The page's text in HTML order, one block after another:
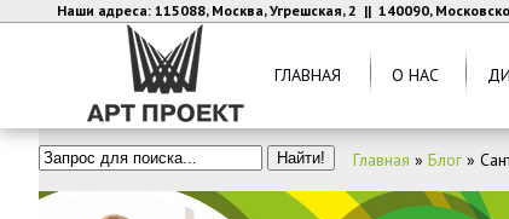
Наши адреса: 115088, Москва, Угрешская, 2 || 140090,
ГЛАВНАЯ О НАС
Главная » Блог »